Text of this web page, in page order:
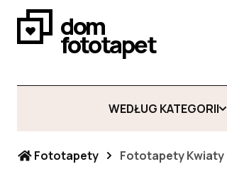
dom
fototapet
WEDŁUG KATEGORII
Fototapety Fototapety Kwiaty